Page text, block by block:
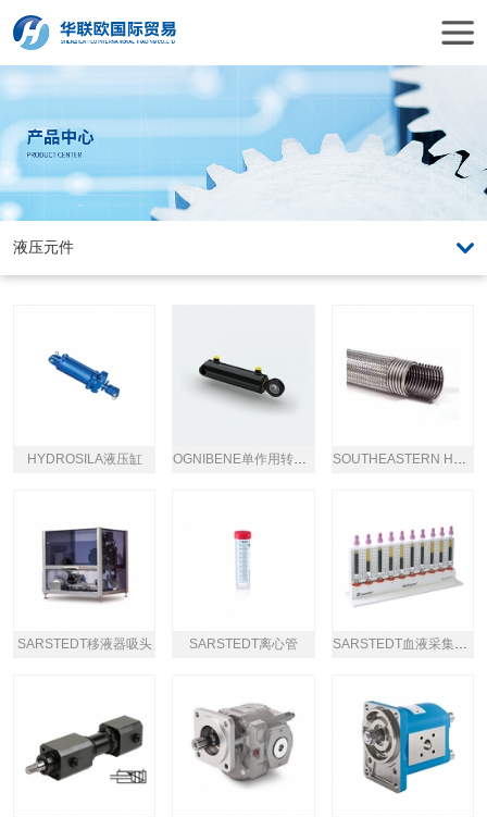
HYDROSILA液压缸 OGNIBENE单作用转向油缸 SOUTHEASTERN HOSE不锈钢软管
SARSTEDT移液器吸头 SARSTEDT离心管 SARSTEDT血液采集系统